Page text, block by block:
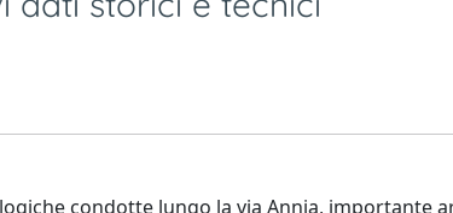
condotte lungo la via Annia, importante